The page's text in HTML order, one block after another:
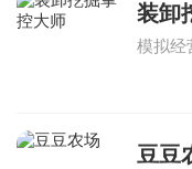
装卸
模拟经
豆豆